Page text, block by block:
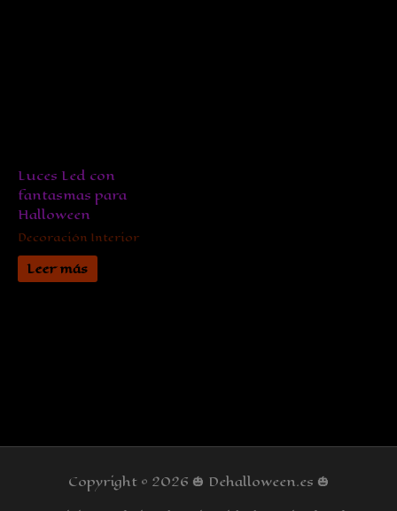
Luces Led con
fantasmas para
Halloween
Decoración Interior
Leer más
Copyright © 2026 🎃 Dehalloween.es 🎃